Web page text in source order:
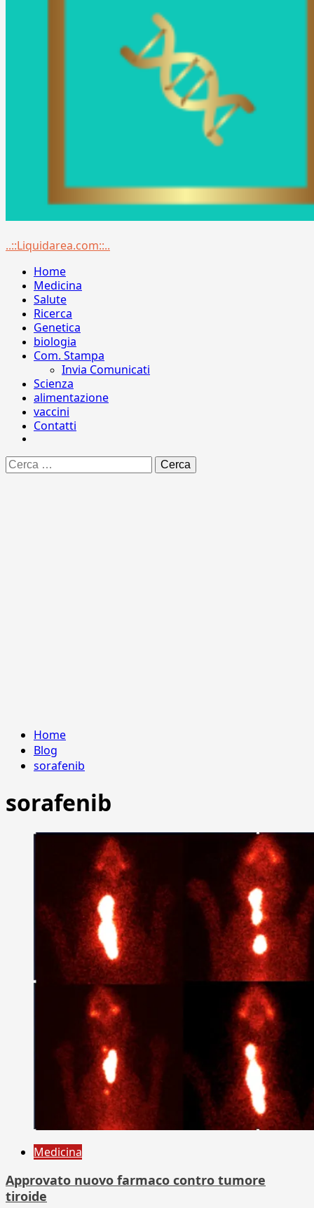
Menu
..::Liquidarea.com::..
Home
Medicina
Salute
Ricerca
Genetica
biologia
Com. Stampa
Invia Comunicati
Scienza
alimentazione
vaccini
Contatti
Ricerca
per:
Home
Blog
sorafenib
sorafenib
Medicina
Approvato nuovo farmaco contro tumore
tiroide